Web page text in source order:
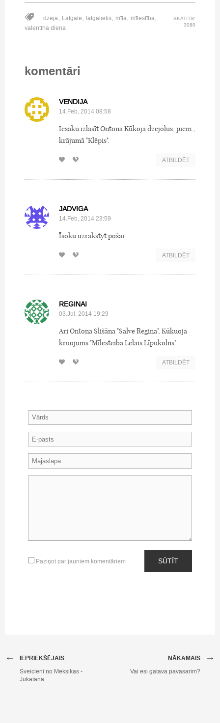
dzeja, Latgale, latgalietis, mīla, mīlestība,
valentīna diena
SKATĪTS:
3080
komentāri
VENDIJA
14.Feb, 2014 08:58
Iesaku izlasīt Ontona Kūkoja dzejoļus, piem.,
krājumā "Klēpis".
ATBILDĒT
JADVIGA
14.Feb, 2014 23:59
Īsoku uzrakstyt pošai
ATBILDĒT
REGINAI
03.Jūl, 2014 19:29
Ari Ontona Slišāna "Salve Regina", Kūkuoja
kruojums "Mīlesteiba Lelais Līpukolns"
ATBILDĒT
Paziņot par jauniem komentāriem SŪTĪT
IEPRIEKŠĒJAIS
←
Sveicieni no Meksikas -
Jukatana
NĀKAMAIS →
Vai esi gatava pavasarim?